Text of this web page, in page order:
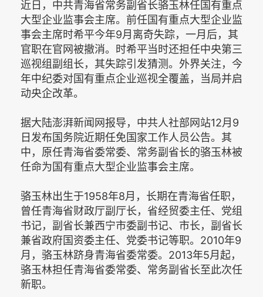
近日，中共青海省常务副省长骆玉林任国有重点
大型企业监事会主席。前任国有重点大型企业监
事会主席时希平今年9月离奇失踪，一月后，其
官职在官网被撤消。时希平当时还担任中央第三
巡视组副组长，其失踪引发猜测。外界关注，今
年中纪委对国有重点企业巡视全覆盖，当局并启
动央企改革。
据大陆澎湃新闻网报导，中共人社部网站12月9
日发布国务院近期任免国家工作人员公告。其
中，原任青海省委常委、常务副省长的骆玉林被
任命为国有重点大型企业监事会主席。
骆玉林出生于1958年8月，长期在青海省任职，
曾任青海省财政厅副厅长，省经贸委主任、党组
书记，副省长兼西宁市委副书记、市长，副省长
兼省政府国资委主任、党委书记等职。2010年9
月，骆玉林跻身青海省委常委。2013年5月起，
骆玉林担任青海省委常委、常务副省长至此次任
新职。